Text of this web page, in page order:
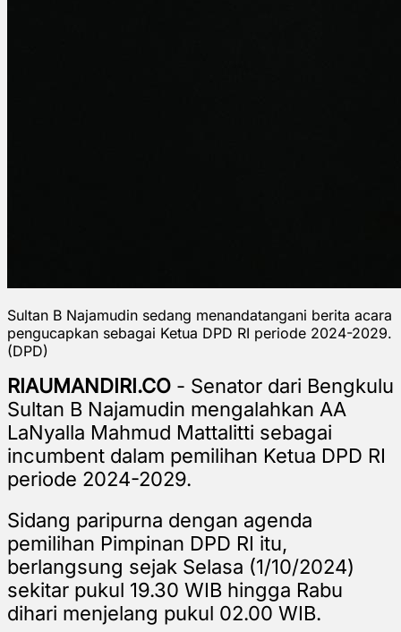
Sultan B Najamudin sedang menandatangani berita acara
pengucapkan sebagai Ketua DPD RI periode 2024-2029.
(DPD)
RIAUMANDIRI.CO - Senator dari Bengkulu
Sultan B Najamudin mengalahkan AA
LaNyalla Mahmud Mattalitti sebagai
incumbent dalam pemilihan Ketua DPD RI
periode 2024-2029.
Sidang paripurna dengan agenda
pemilihan Pimpinan DPD RI itu,
berlangsung sejak Selasa (1/10/2024)
sekitar pukul 19.30 WIB hingga Rabu
dihari menjelang pukul 02.00 WIB.